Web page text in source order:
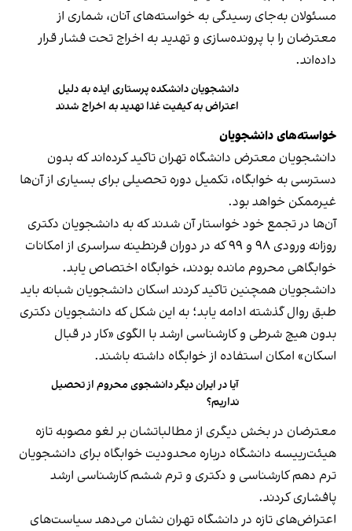
مسئولان به‌جای رسیدگی به خواسته‌های آنان، شماری از
معترضان را با پرونده‌سازی و تهدید به اخراج تحت فشار قرار
داده‌اند.
دانشجویان دانشکده پرستاری ایذه به دلیل
اعتراض به کیفیت غذا تهدید به اخراج شدند
خواسته‌های دانشجویان
دانشجویان معترض دانشگاه تهران تاکید کرده‌اند که بدون
دسترسی به خوابگاه، تکمیل دوره تحصیلی برای بسیاری از آن‌ها
غیرممکن خواهد بود.
آن‌ها در تجمع خود خواستار آن شدند که به دانشجویان دکتری
روزانه ورودی ۹۸ و ۹۹ که در دوران قرنطینه سراسری از امکانات
خوابگاهی محروم مانده بودند، خوابگاه اختصاص یابد.
دانشجویان همچنین تاکید کردند اسکان دانشجویان شبانه باید
طبق روال گذشته ادامه یابد؛ به این شکل که دانشجویان دکتری
بدون هیچ شرطی و کارشناسی ارشد با الگوی «کار در قبال
اسکان» امکان استفاده از خوابگاه داشته باشند.
آیا در ایران دیگر دانشجوی محروم از تحصیل
نداریم؟
معترضان در بخش دیگری از مطالباتشان بر لغو مصوبه تازه
هیئت‌رییسه دانشگاه درباره محدودیت خوابگاه برای دانشجویان
ترم دهم کارشناسی و دکتری و ترم ششم کارشناسی ارشد
پافشاری کردند.
اعتراض‌های تازه در دانشگاه تهران نشان می‌دهد سیاست‌های